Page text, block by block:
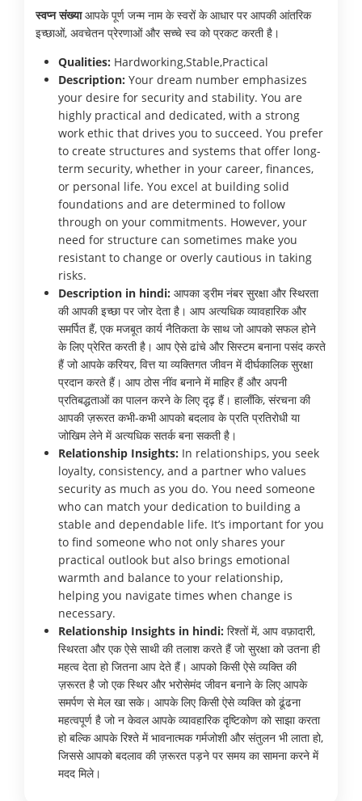
स्वप्न संख्याआपके पूर्ण जन्म नाम के स्वरों के आधार पर आपकी आंतरिक
इच्छाओं, अवचेतन प्रेरणाओं और सच्चे स्व को प्रकट करती है।
Qualities: Hardworking,Stable,Practical
Description: Your dream number emphasizes
your desire for security and stability. You are
highly practical and dedicated, with a strong
work ethic that drives you to succeed. You prefer
to create structures and systems that offer long-
term security, whether in your career, finances,
or personal life. You excel at building solid
foundations and are determined to follow
through on your commitments. However, your
need for structure can sometimes make you
resistant to change or overly cautious in taking
risks.
Description in hindi: आपका ड्रीम नंबर सुरक्षा और स्थिरता
की आपकी इच्छा पर जोर देता है। आप अत्यधिक व्यावहारिक और
समर्पित हैं, एक मजबूत कार्य नैतिकता के साथ जो आपको सफल होने
के लिए प्रेरित करती है। आप ऐसे ढांचे और सिस्टम बनाना पसंद करते
हैं जो आपके करियर, वित्त या व्यक्तिगत जीवन में दीर्घकालिक सुरक्षा
प्रदान करते हैं। आप ठोस नींव बनाने में माहिर हैं और अपनी
प्रतिबद्धताओं का पालन करने के लिए दृढ़ हैं। हालाँकि, संरचना की
आपकी ज़रूरत कभी-कभी आपको बदलाव के प्रति प्रतिरोधी या
जोखिम लेने में अत्यधिक सतर्क बना सकती है।
Relationship Insights: In relationships, you seek
loyalty, consistency, and a partner who values
security as much as you do. You need someone
who can match your dedication to building a
stable and dependable life. It’s important for you
to find someone who not only shares your
practical outlook but also brings emotional
warmth and balance to your relationship,
helping you navigate times when change is
necessary.
Relationship Insights in hindi: रिश्तों में, आप वफ़ादारी,
स्थिरता और एक ऐसे साथी की तलाश करते हैं जो सुरक्षा को उतना ही
महत्व देता हो जितना आप देते हैं। आपको किसी ऐसे व्यक्ति की
ज़रूरत है जो एक स्थिर और भरोसेमंद जीवन बनाने के लिए आपके
समर्पण से मेल खा सके। आपके लिए किसी ऐसे व्यक्ति को ढूंढना
महत्वपूर्ण है जो न केवल आपके व्यावहारिक दृष्टिकोण को साझा करता
हो बल्कि आपके रिश्ते में भावनात्मक गर्मजोशी और संतुलन भी लाता हो,
जिससे आपको बदलाव की ज़रूरत पड़ने पर समय का सामना करने में
मदद मिले।